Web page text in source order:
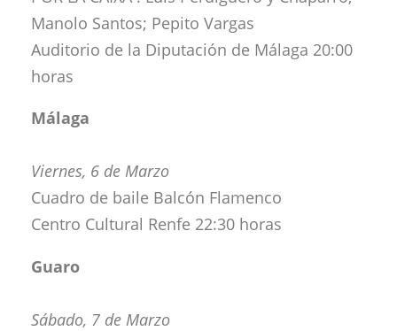
Manolo Santos; Pepito Vargas
Auditorio de la Diputación de Málaga 20:00
horas
Málaga
Viernes, 6 de Marzo
Cuadro de baile Balcón Flamenco
Centro Cultural Renfe 22:30 horas
Guaro
Sábado, 7 de Marzo